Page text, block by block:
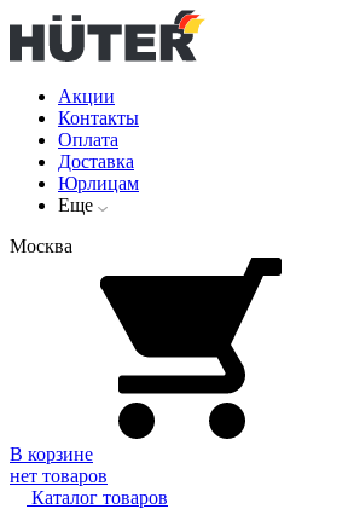
Акции
Контакты
Оплата
Доставка
Юрлицам
Еще
Москва
В корзине
нет товаров
Каталог товаров